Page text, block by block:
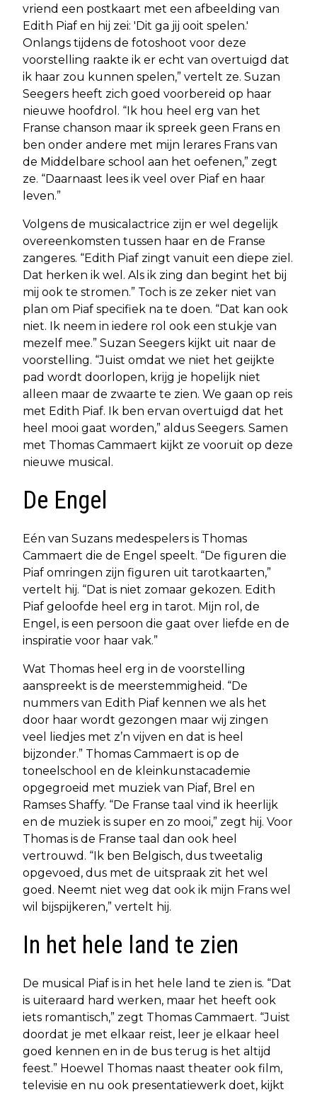
vriend een postkaart met een afbeelding van
Edith Piaf en hij zei: 'Dit ga jij ooit spelen.'
Onlangs tijdens de fotoshoot voor deze
voorstelling raakte ik er echt van overtuigd dat
ik haar zou kunnen spelen,” vertelt ze. Suzan
Seegers heeft zich goed voorbereid op haar
nieuwe hoofdrol. “Ik hou heel erg van het
Franse chanson maar ik spreek geen Frans en
ben onder andere met mijn lerares Frans van
de Middelbare school aan het oefenen,” zegt
ze. “Daarnaast lees ik veel over Piaf en haar
leven.”
Volgens de musicalactrice zijn er wel degelijk
overeenkomsten tussen haar en de Franse
zangeres. “Edith Piaf zingt vanuit een diepe ziel.
Dat herken ik wel. Als ik zing dan begint het bij
mij ook te stromen.” Toch is ze zeker niet van
plan om Piaf specifiek na te doen. “Dat kan ook
niet. Ik neem in iedere rol ook een stukje van
mezelf mee.” Suzan Seegers kijkt uit naar de
voorstelling. “Juist omdat we niet het geijkte
pad wordt doorlopen, krijg je hopelijk niet
alleen maar de zwaarte te zien. We gaan op reis
met Edith Piaf. Ik ben ervan overtuigd dat het
heel mooi gaat worden,” aldus Seegers. Samen
met Thomas Cammaert kijkt ze vooruit op deze
nieuwe musical.
De Engel
Eén van Suzans medespelers is Thomas
Cammaert die de Engel speelt. “De figuren die
Piaf omringen zijn figuren uit tarotkaarten,”
vertelt hij. “Dat is niet zomaar gekozen. Edith
Piaf geloofde heel erg in tarot. Mijn rol, de
Engel, is een persoon die gaat over liefde en de
inspiratie voor haar vak.”
Wat Thomas heel erg in de voorstelling
aanspreekt is de meerstemmigheid. “De
nummers van Edith Piaf kennen we als het
door haar wordt gezongen maar wij zingen
veel liedjes met z’n vijven en dat is heel
bijzonder.” Thomas Cammaert is op de
toneelschool en de kleinkunstacademie
opgegroeid met muziek van Piaf, Brel en
Ramses Shaffy. “De Franse taal vind ik heerlijk
en de muziek is super en zo mooi,” zegt hij. Voor
Thomas is de Franse taal dan ook heel
vertrouwd. “Ik ben Belgisch, dus tweetalig
opgevoed, dus met de uitspraak zit het wel
goed. Neemt niet weg dat ook ik mijn Frans wel
wil bijspijkeren,” vertelt hij.
In het hele land te zien
De musical Piaf is in het hele land te zien is. “Dat
is uiteraard hard werken, maar het heeft ook
iets romantisch,” zegt Thomas Cammaert. “Juist
doordat je met elkaar reist, leer je elkaar heel
goed kennen en in de bus terug is het altijd
feest.” Hoewel Thomas naast theater ook film,
televisie en nu ook presentatiewerk doet, kijkt